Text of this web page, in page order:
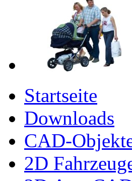
Startseite
Downloads
CAD-
2D